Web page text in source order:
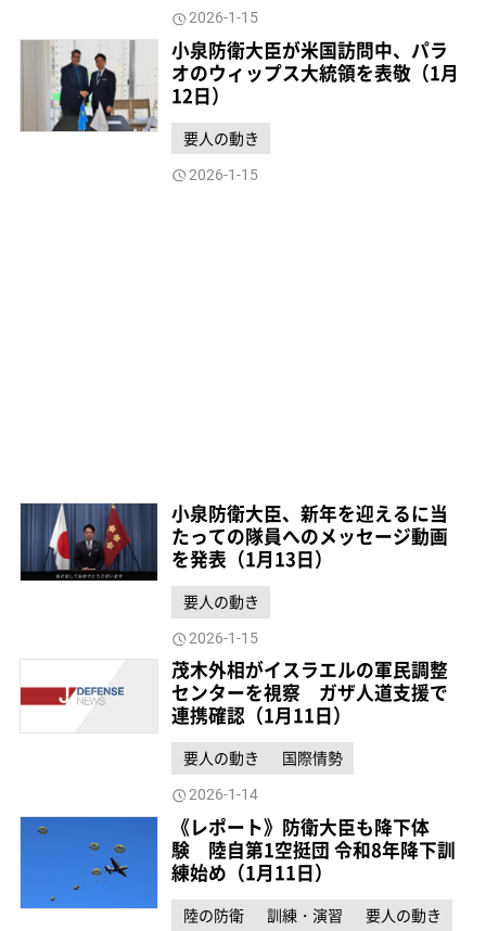
2026-1-15
小泉防衛大臣が米国訪問中、パラ
オのウィップス大統領を表敬（1月
12日）
要人の動き
2026-1-15
小泉防衛大臣、新年を迎えるに当
たっての隊員へのメッセージ動画
を発表（1月13日）
要人の動き
2026-1-15
茂木外相がイスラエルの軍民調整
センターを視察 ガザ人道支援で
連携確認（1月11日）
要人の動き 国際情勢
2026-1-14
《レポート》防衛大臣も降下体
験 陸自第1空挺団 令和8年降下訓
練始め（1月11日）
陸の防衛 訓練・演習 要人の動き